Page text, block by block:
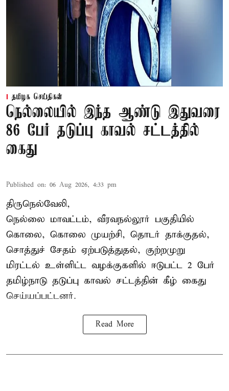
தமிழக செய்திகள்
நெல்லையில் இந்த ஆண்டு இதுவரை
86 பேர் தடுப்பு காவல் சட்டத்தில்
கைது
Published on: 06 Aug 2026, 4:33 pm
திருநெல்வேலி,
நெல்லை மாவட்டம், வீரவநல்லூர் பகுதியில்
கொலை, கொலை முயற்சி, தொடர் தாக்குதல்,
சொத்துச் சேதம் ஏற்படுத்துதல், குற்றமுறு
மிரட்டல் உள்ளிட்ட வழக்குகளில் ஈடுபட்ட 2 பேர்
தமிழ்நாடு தடுப்பு காவல் சட்டத்தின் கீழ் கைது
செய்யப்பட்டனர்.
Read More